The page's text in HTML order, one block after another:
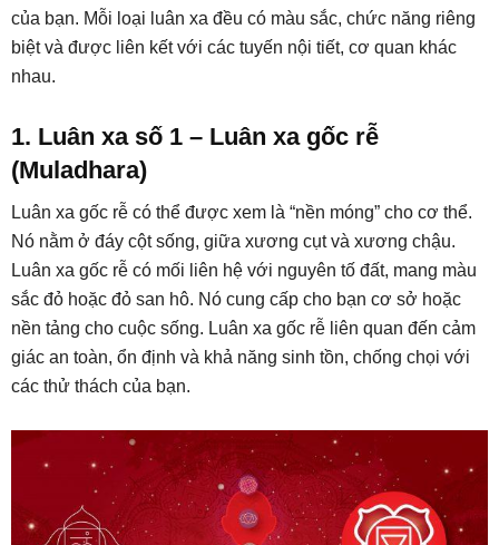
của bạn. Mỗi loại luân xa đều có màu sắc, chức năng riêng
biệt và được liên kết với các tuyến nội tiết, cơ quan khác
nhau.
1. Luân xa số 1 – Luân xa gốc rễ
(Muladhara)
Luân xa gốc rễ có thể được xem là “nền móng” cho cơ thể.
Nó nằm ở đáy cột sống, giữa xương cụt và xương chậu.
Luân xa gốc rễ có mối liên hệ với nguyên tố đất, mang màu
sắc đỏ hoặc đỏ san hô. Nó cung cấp cho bạn cơ sở hoặc
nền tảng cho cuộc sống. Luân xa gốc rễ liên quan đến cảm
giác an toàn, ổn định và khả năng sinh tồn, chống chọi với
các thử thách của bạn.